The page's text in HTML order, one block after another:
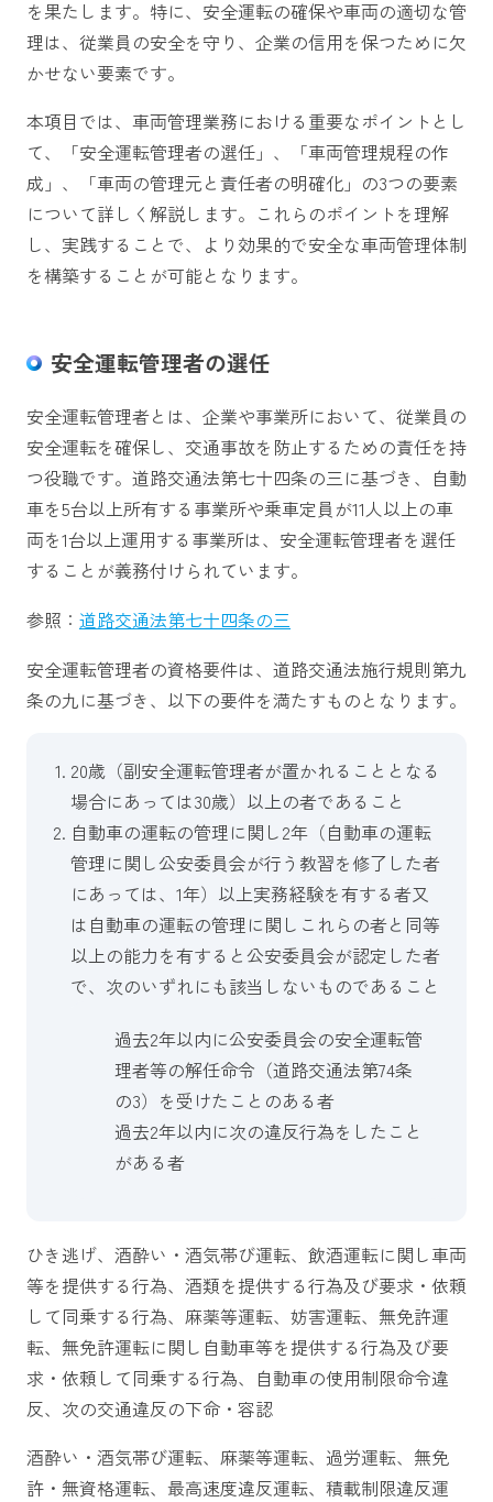
を果たします。特に、安全運転の確保や車両の適切な管
理は、従業員の安全を守り、企業の信用を保つために欠
かせない要素です。
本項目では、車両管理業務における重要なポイントとし
て、「安全運転管理者の選任」、「車両管理規程の作
成」、「車両の管理元と責任者の明確化」の3つの要素
について詳しく解説します。これらのポイントを理解
し、実践することで、より効果的で安全な車両管理体制
を構築することが可能となります。
安全運転管理者の選任
安全運転管理者とは、企業や事業所において、従業員の
安全運転を確保し、交通事故を防止するための責任を持
つ役職です。道路交通法第七十四条の三に基づき、自動
車を5台以上所有する事業所や乗車定員が11人以上の車
両を1台以上運用する事業所は、安全運転管理者を選任
することが義務付けられています。
参照： 道路交通法第七十四条の三
安全運転管理者の資格要件は、道路交通法施行規則第九
条の九に基づき、以下の要件を満たすものとなります。
20歳（副安全運転管理者が置かれることとなる
場合にあっては30歳）以上の者であること
自動車の運転の管理に関し2年（自動車の運転
管理に関し公安委員会が行う教習を修了した者
にあっては、1年）以上実務経験を有する者又
は自動車の運転の管理に関しこれらの者と同等
以上の能力を有すると公安委員会が認定した者
で、次のいずれにも該当しないものであること
過去2年以内に公安委員会の安全運転管
理者等の解任命令（道路交通法第74条
の3）を受けたことのある者
過去2年以内に次の違反行為をしたこと
がある者
ひき逃げ、酒酔い・酒気帯び運転、飲酒運転に関し車両
等を提供する行為、酒類を提供する行為及び要求・依頼
して同乗する行為、麻薬等運転、妨害運転、無免許運
転、無免許運転に関し自動車等を提供する行為及び要
求・依頼して同乗する行為、自動車の使用制限命令違
反、次の交通違反の下命・容認
酒酔い・酒気帯び運転、麻薬等運転、過労運転、無免
許・無資格運転、最高速度違反運転、積載制限違反運